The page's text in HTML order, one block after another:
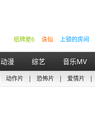
上锁的房间
诛仙
纸牌屋6
动漫 综艺 音乐MV
动作片 | 恐怖片 | 爱情片 |